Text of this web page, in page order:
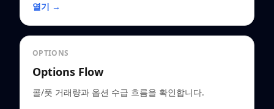
열기 →
OPTIONS
Options Flow
콜/풋 거래량과 옵션 수급 흐름을 확인합니다.